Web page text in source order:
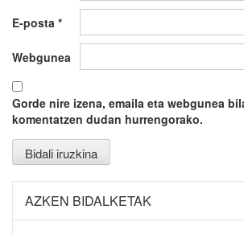
E-posta *
Webgunea
Gorde nire izena, emaila eta webgunea
komentatzen dudan hurrengorako.
AZKEN BIDALKETAK